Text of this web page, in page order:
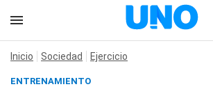
Inicio Sociedad Ejercicio
ENTRENAMIENTO